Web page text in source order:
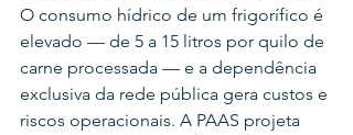
O consumo hídrico de um frigorífico é
elevado — de 5 a 15 litros por quilo de
carne processada — e a dependência
exclusiva da rede pública gera custos e
riscos operacionais. A PAAS projeta